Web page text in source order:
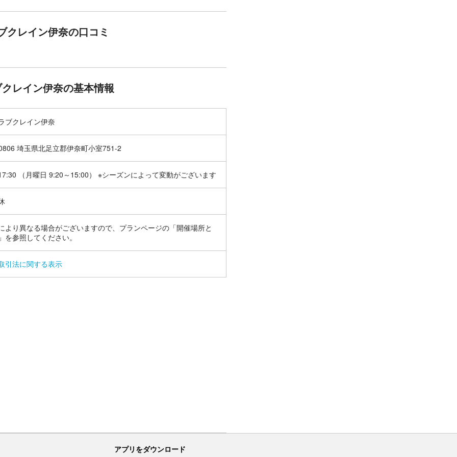
クレイン伊奈の口コミ
レイン伊奈の基本情報
ブクレイン伊奈
埼玉県北足立郡伊奈町小室751-2
（月曜日 9:20～15:00） ※シーズンによって変動がございます
より異なる場合がございますので、プランページの「開催場所と
を参照してください。
引法に関する表示
アプリをダウンロード